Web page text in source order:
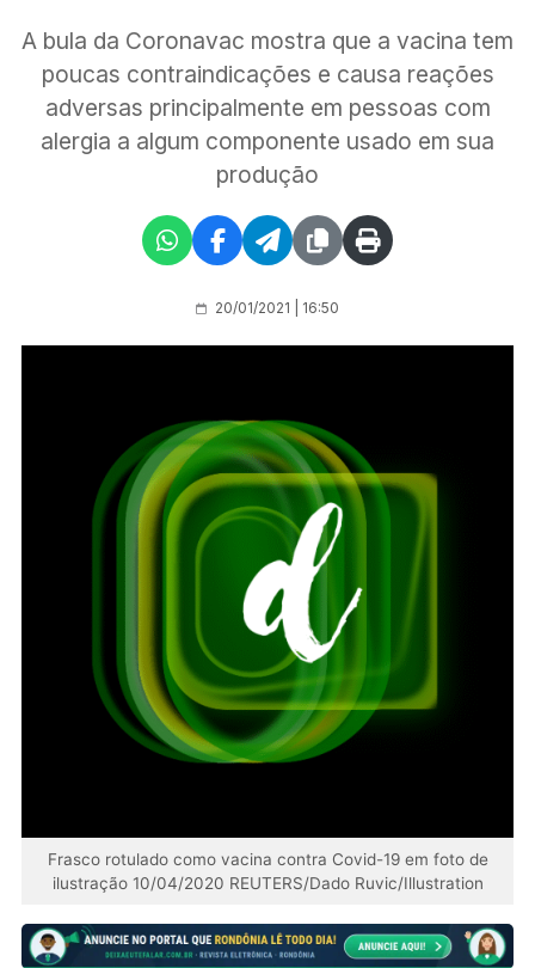
A bula da Coronavac mostra que a vacina tem
poucas contraindicações e causa reações
adversas principalmente em pessoas com
alergia a algum componente usado em sua
produção
20/01/2021 | 16:50
Frasco rotulado como vacina contra Covid-19 em foto de
ilustração 10/04/2020 REUTERS/Dado Ruvic/Illustration